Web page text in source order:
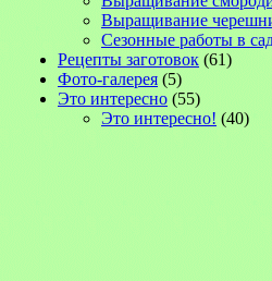
Выращивание
Сезонные работы в
Рецепты заготовок (61)
Фото-галерея (5)
Это интересно (55)
Это интересно! (40)